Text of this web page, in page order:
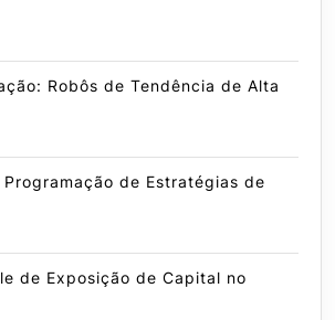
Robôs de Tendência de Alta
Programação de Estratégias de
de Exposição de Capital no